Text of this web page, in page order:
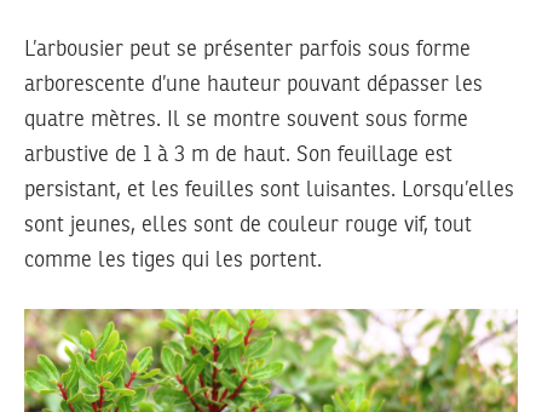
L’arbousier peut se présenter parfois sous forme
arborescente d’une hauteur pouvant dépasser les
quatre mètres. Il se montre souvent sous forme
arbustive de 1 à 3 m de haut. Son feuillage est
persistant, et les feuilles sont luisantes. Lorsqu’elles
sont jeunes, elles sont de couleur rouge vif, tout
comme les tiges qui les portent.